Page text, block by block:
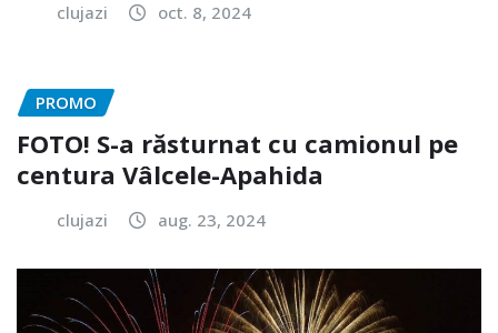
clujazi oct. 8, 2024
PROMO
FOTO! S-a răsturnat cu camionul pe
centura Vâlcele-Apahida
clujazi aug. 23, 2024